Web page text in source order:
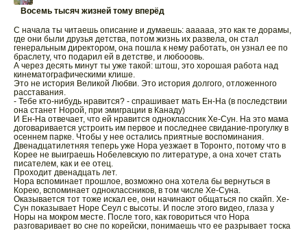
Восемь тысяч жизней тому вперёд
С начала ты читаешь описание и думаешь: аааааа, это как те дорамы,
где они были друзья детства, потом жизнь их развела, он стал
генеральным директором, она пошла к нему работать, он узнал ее по
браслету, что подарил ей в детстве, и любооовь.
А через десять минут ты уже такой: штош, это хорошая работа над
кинематографическими клише.
Это не история Великой Любви. Это история долгого, отложенного
расставания.
- Тебе кто-нибудь нравится? - спрашивает мать Ен-На (в последствии
она станет Норой, при эмиграции в Канаду)
И Ен-На отвечает, что ей нравится одноклассник Хе-Сун. На это мама
договаривается устроить им первое и последнее свидание-прогулку в
осеннем парке. Чтобы у нее остались приятные воспоминания.
Двенадцатилетняя теперь уже Нора уезжает в Торонто, потому что в
Корее не выиграешь Нобелевскую по литературе, а она хочет стать
писателем, как и ее отец.
Проходит двенадцать лет.
Нора вспоминает прошлое, возможно она хотела бы вернуться в
Корею, вспоминает одноклассников, в том числе Хе-Суна.
Оказывается тот тоже искал ее, они начинают общаться по скайп. Хе-
Сун показывает Норе Сеул с высоты. И после этого видео, глаза у
Норы на мокром месте. После того, как говориться что Нора
разговаривает во сне по корейски, понимаешь что ее разрывает тоска